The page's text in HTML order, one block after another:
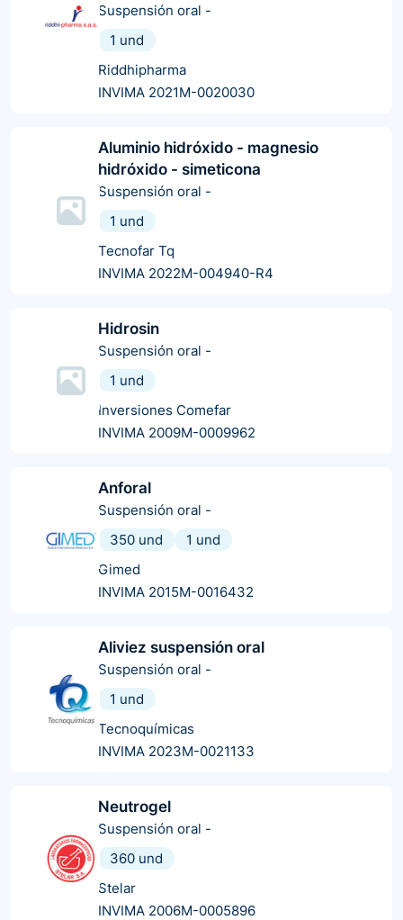
Suspensión oral -
1 und
Riddhipharma
INVIMA 2021M-0020030
Aluminio hidróxido - magnesio
hidróxido - simeticona
Suspensión oral -
1 und
Tecnofar Tq
INVIMA 2022M-004940-R4
Hidrosin
Suspensión oral -
1 und
Inversiones Comefar
INVIMA 2009M-0009962
Anforal
Suspensión oral -
350 und
1 und
Gimed
INVIMA 2015M-0016432
Aliviez suspensión oral
Suspensión oral -
1 und
Tecnoquímicas
INVIMA 2023M-0021133
Neutrogel
Suspensión oral -
360 und
Stelar
INVIMA 2006M-0005896